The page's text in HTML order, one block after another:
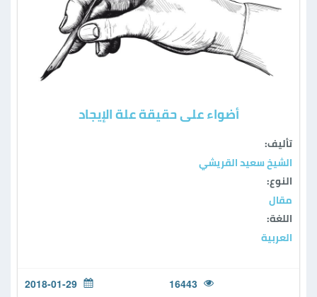
أضواء على حقيقة علة الإيجاد
تأليف:
الشيخ سعيد القريشي
النوع:
مقال
اللغة:
العربية
16443
2018-01-29